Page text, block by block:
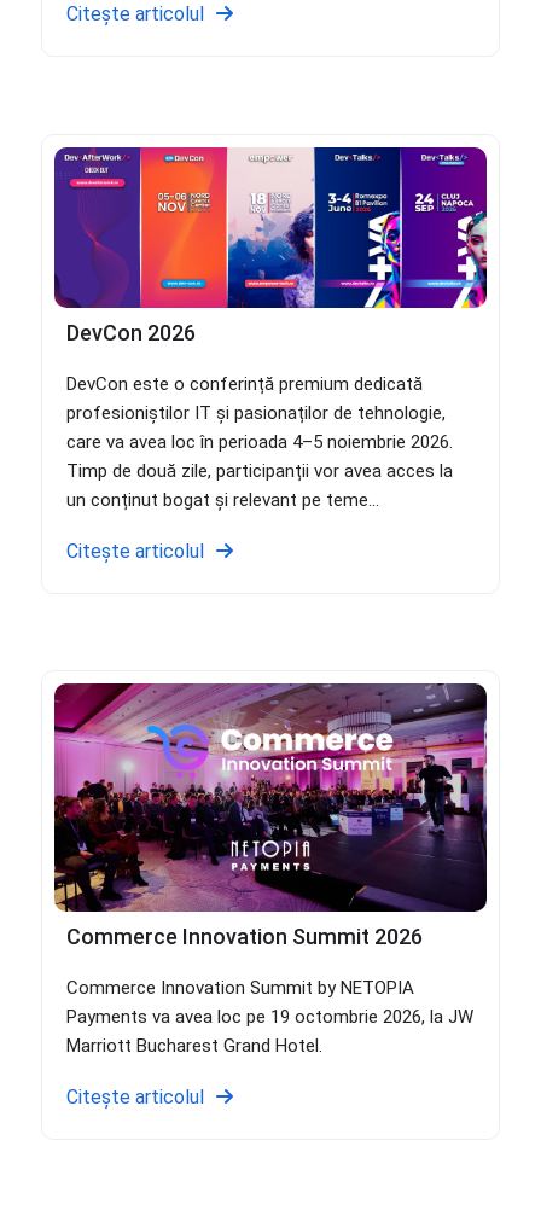
Citește articolul
DevCon 2026
DevCon este o conferință premium dedicată
profesioniștilor IT și pasionaților de tehnologie,
care va avea loc în perioada 4–5 noiembrie 2026.
Timp de două zile, participanții vor avea acces la
un conținut bogat și relevant pe teme...
Citește articolul
Commerce Innovation Summit 2026
Commerce Innovation Summit by NETOPIA
Payments va avea loc pe 19 octombrie 2026, la JW
Marriott Bucharest Grand Hotel.
Citește articolul